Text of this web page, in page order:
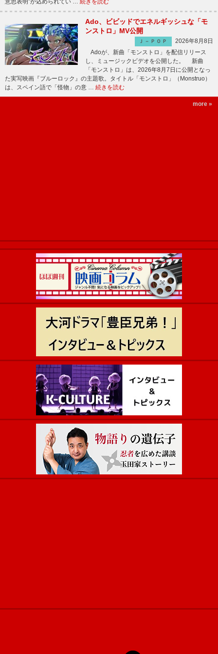
意思表明”が込められてい … 続きを読む
Ado、ビビッドでエネルギッシュな「モ
ンストロ」MV公開
Ｊ－ＰＯＰ
2026年8月8日
Adoが、新曲「モンストロ」を配信リリース
し、ミュージックビデオを公開した。 新曲
「モンストロ」は、2026年8月7日に公開となっ
た実写映画『ブルーロック』の主題歌。タイトル「モンストロ」（Monstruo）
は、スペイン語で「怪物」の意 … 続きを読む
more »